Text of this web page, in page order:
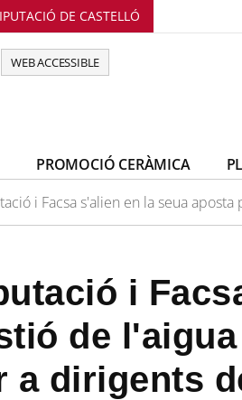
DE CASTELLÓ
WEB ACCESSIBLE
Perfil de Facebook de Promoció
Perfil de Youtube de Promoció
Perfil de Instagram de
PROMOCIÓ CERÀMICA
i Facsa s'alien en la seua
i
de
a dirigents